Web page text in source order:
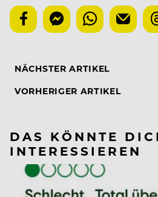
NÄCHSTER ARTIKEL
VORHERIGER ARTIKEL
DAS KÖNNTE
INTERESSIEREN